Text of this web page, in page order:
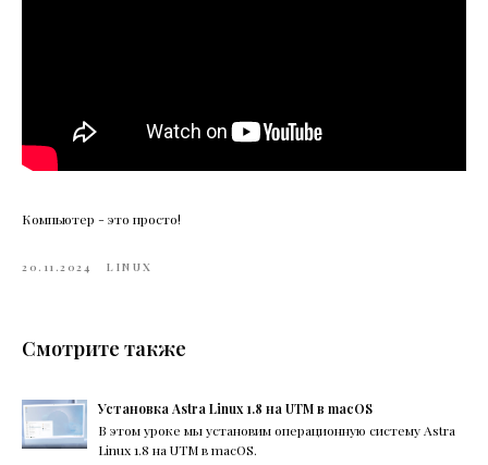
Компьютер - это просто!
20.11.2024 LINUX
Смотрите также
Установка Astra Linux 1.8 на UTM в macOS
В этом уроке мы установим операционную систему Astra
Linux 1.8 на UTM в macOS.